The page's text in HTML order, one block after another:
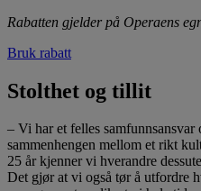
Rabatten gjelder på Operaens
Bruk rabatt
Stolthet og tillit
– Vi har et felles samfunnsansvar
sammenhengen mellom et rikt
25 år kjenner vi hverandre
Det gjør at vi også tør å utfordre